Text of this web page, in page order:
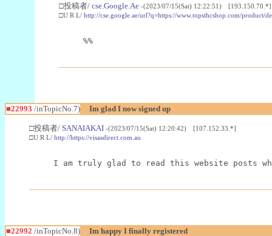
□投稿者/ cse.Google.Ae -(2023/07/15(Sat) 12:22:51) [193.150.70.*]
□U R L/ http://cse.google.ae/url?q=https://www.topsthcshop.com/
%%
■22993 /inTopicNo.7) Im glad I now signed up
□投稿者/ SANAIAKAI -(2023/07/15(Sat) 12:20:42) [107.152.33.*]
□U R L/ http://https://visasdirect.com.au
I am truly glad to read this website posts
■22992 /inTopicNo.8) Im happy I finally registered